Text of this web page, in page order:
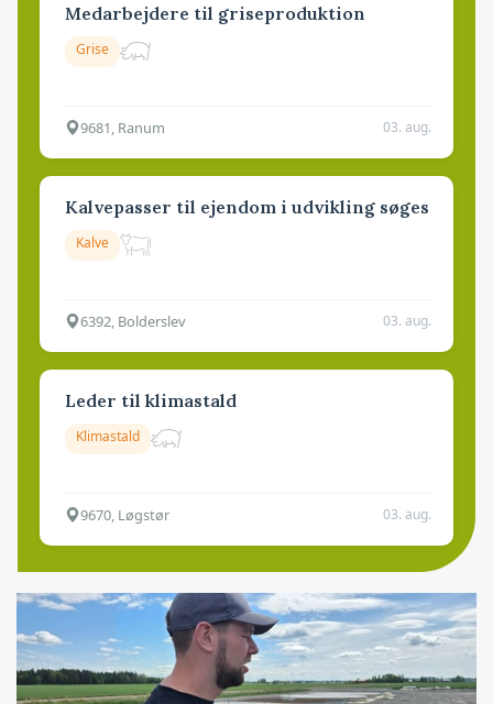
Medarbejdere til griseproduktion
Grise
9681, Ranum 03. aug.
Kalvepasser til ejendom i udvikling søges
Kalve
6392, Bolderslev 03. aug.
Leder til klimastald
Klimastald
9670, Løgstør 03. aug.